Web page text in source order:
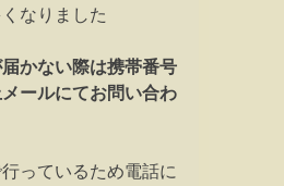
なりました
かない際は携帯番号
ールにてお問い合わ
っているため電話に